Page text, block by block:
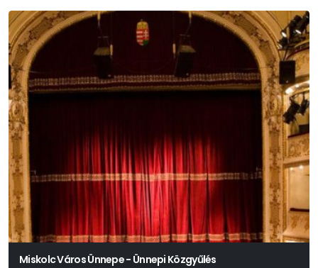
Miskolc Város Ünnepe - Ünnepi Közgyűlés